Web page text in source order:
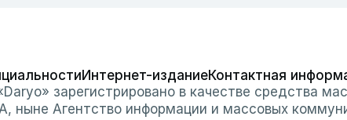
Интернет-изданиеКонтактная
зарегистрировано в качестве средства
ныне Агентство информации и массовых